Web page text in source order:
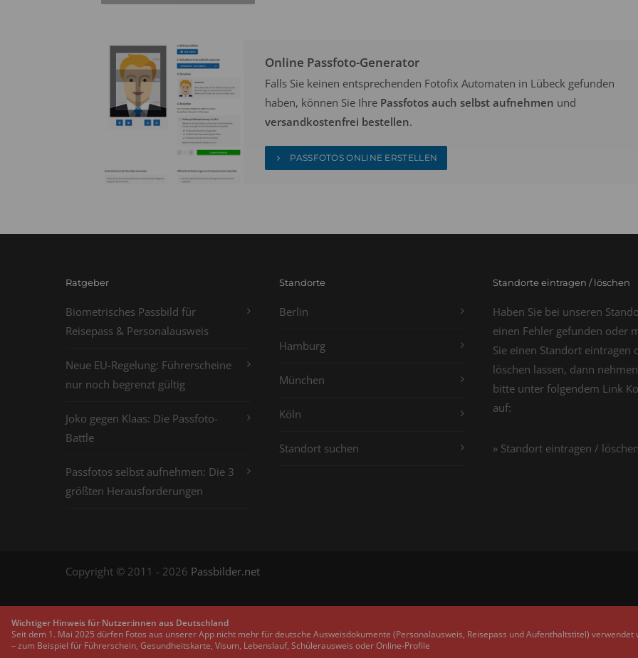
Online Passfoto-Generator
Falls Sie keinen entsprechenden Fotofix Automaten in Lübeck gefunden
haben, können Sie Ihre Passfotos auch selbst aufnehmen und
versandkostenfrei bestellen.
PASSFOTOS ONLINE ERSTELLEN
Ratgeber
Biometrisches Passbild für
Reisepass & Personalausweis
Neue EU-Regelung: Führerscheine
nur noch begrenzt gültig
Joko gegen Klaas: Die Passfoto-
Battle
Passfotos selbst aufnehmen: Die 3
größten Herausforderungen
Standorte
Berlin
Hamburg
München
Köln
Standort suchen
Standorte eintragen / löschen
Haben Sie bei unseren
einen Fehler gefunden oder
Sie einen Standort eintragen
löschen lassen, dann
bitte unter folgendem Link
auf:
» Standort eintragen / löschen
Copyright © 2011 - 2026 Passbilder.net
Wichtiger Hinweis für Nutzer:innen aus Deutschland
Seit dem 1. Mai 2025 dürfen Fotos aus unserer App nicht mehr für deutsche Ausweisdokumente (Personalausweis, Reisepass und Aufenthaltstitel)
– zum Beispiel für Führerschein, Gesundheitskarte, Visum, Lebenslauf, Schülerausweis oder Online-Profile